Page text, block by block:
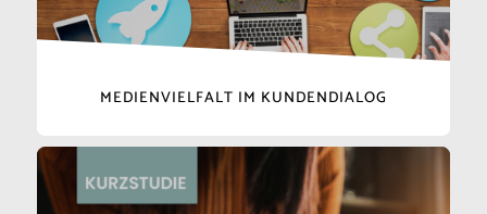
MEDIENVIELFALT IM KUNDENDIALOG